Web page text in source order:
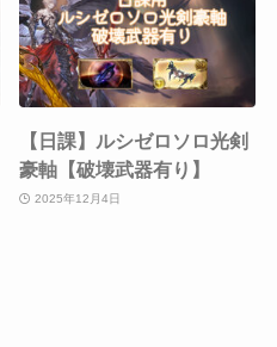
【日課】ルシゼロソロ光剣
豪軸【破壊武器有り】
2025年12月4日